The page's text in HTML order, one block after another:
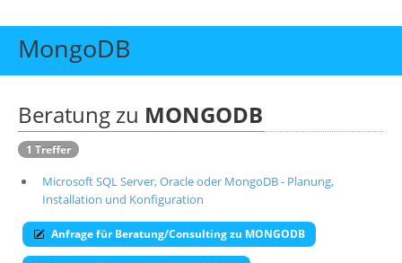
Start
Themen
Individuelle Schulungen
Wissen
Über uns
Suche
MongoDB
Beratung zu MONGODB
1 Treffer
Microsoft SQL Server, Oracle oder MongoDB - Planung,
Installation und Konfiguration
Anfrage für Beratung/Consulting zu MONGODB